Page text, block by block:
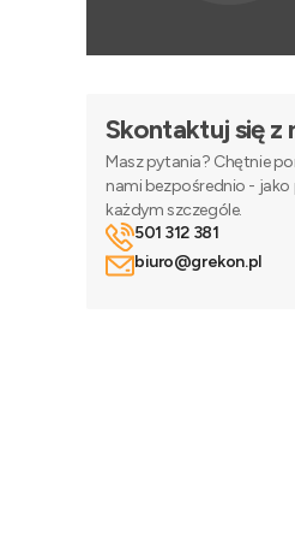
Skontaktuj się z
Masz pytania? Chętnie
nami bezpośrednio -
każdym szczególe.
501 312 381
biuro@grekon.pl